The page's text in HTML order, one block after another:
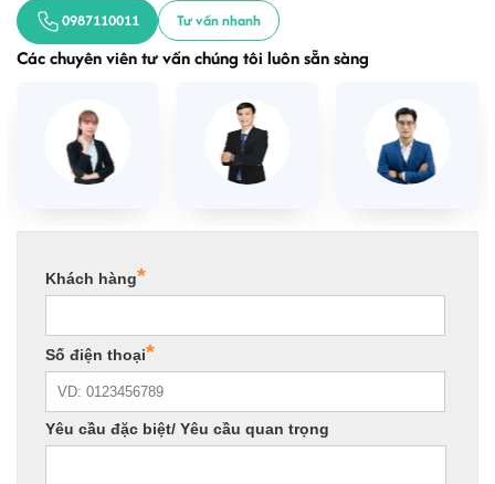
0987110011 Tư vấn nhanh
Các chuyên viên tư vấn chúng tôi luôn sẵn sàng